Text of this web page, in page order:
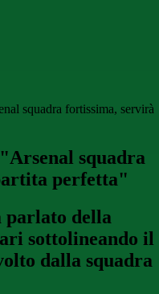
squadra fortissima, servirà
squadra
perfetta"
parlato della
sottolineando il
dalla squadra